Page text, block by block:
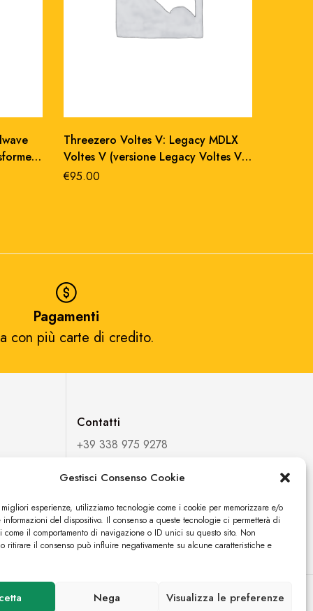
Gestisci Consenso Cookie
esperienze, utilizziamo tecnologie come i cookie per memorizzare e/o
informazioni del dispositivo. Il consenso a queste tecnologie ci permetterà di
come il comportamento di navigazione o ID unici su questo sito. Non
ritirare il consenso può influire negativamente su alcune caratteristiche e
Nega Visualizza le preferenze
Threezero Voltes V: Legacy MDLX
Voltes V (versione Legacy Voltes V)
robot 15 cm
€95.00
Pagamenti
con più carte di credito.​
Contatti
+39 338 975 9278
FORTUNATO
P.IVA: 04059450363